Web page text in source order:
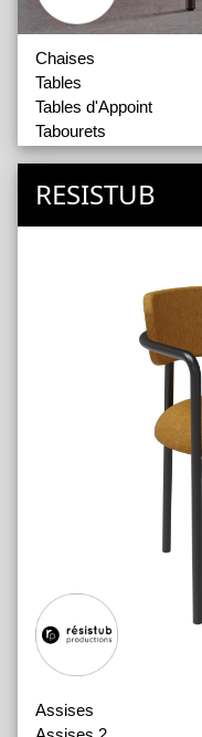
Chaises
Tables
Tables d'Appoint
Tabourets
Poufs et Compléments
RESISTUB
Assises